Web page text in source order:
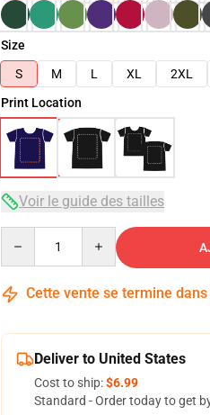
Size
S
M L XL 2XL
Print Location
Voir le guide des tailles
Cette vente se termine dans
Deliver to United States
Cost to ship:$6.99
Standard - Order today to get